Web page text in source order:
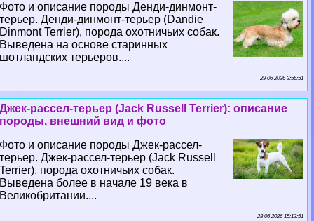
Фото и описание породы Денди-динмонт-
терьер. Денди-динмонт-терьер (Dandie
Dinmont Terrier), порода охотничьих собак.
Выведена на основе старинных
шотландских терьеров....
29 06 2026 2:56:51
Джек-рассел-терьер (Jack Russell Terrier): описание
породы, внешний вид и фото
Фото и описание породы Джек-рассел-
терьер. Джек-рассел-терьер (Jack Russell
Terrier), порода охотничьих собак.
Выведена более в начале 19 века в
Великобритании....
28 06 2026 15:12:51